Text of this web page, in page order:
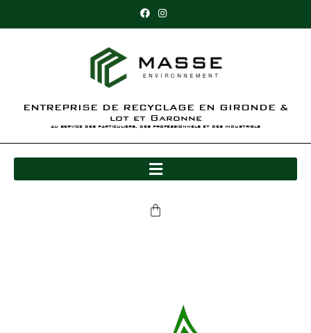
ENTREPRISE DE RECYCLAGE EN GIRONDE &
lot et Garonne
au service des particuliers, des professionnels et des industriels